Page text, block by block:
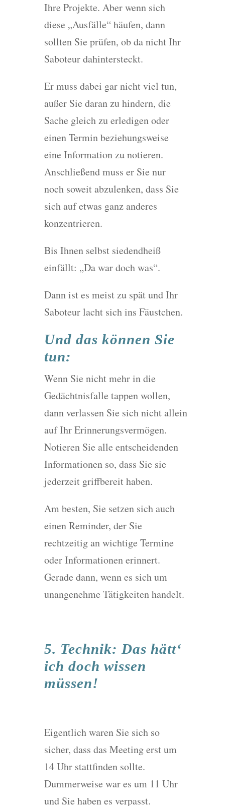
Ihre Projekte. Aber wenn sich
diese „Ausfälle“ häufen, dann
sollten Sie prüfen, ob da nicht Ihr
Saboteur dahintersteckt.
Er muss dabei gar nicht viel tun,
außer Sie daran zu hindern, die
Sache gleich zu erledigen oder
einen Termin beziehungsweise
eine Information zu notieren.
Anschließend muss er Sie nur
noch soweit abzulenken, dass Sie
sich auf etwas ganz anderes
konzentrieren.
Bis Ihnen selbst siedendheiß
einfällt: „Da war doch was“.
Dann ist es meist zu spät und Ihr
Saboteur lacht sich ins Fäustchen.
Und das können Sie
tun:
Wenn Sie nicht mehr in die
Gedächtnisfalle tappen wollen,
dann verlassen Sie sich nicht allein
auf Ihr Erinnerungsvermögen.
Notieren Sie alle entscheidenden
Informationen so, dass Sie sie
jederzeit griffbereit haben.
Am besten, Sie setzen sich auch
einen Reminder, der Sie
rechtzeitig an wichtige Termine
oder Informationen erinnert.
Gerade dann, wenn es sich um
unangenehme Tätigkeiten handelt.
5. Technik: Das hätt‘
ich doch wissen
müssen!
Eigentlich waren Sie sich so
sicher, dass das Meeting erst um
14 Uhr stattfinden sollte.
Dummerweise war es um 11 Uhr
und Sie haben es verpasst.